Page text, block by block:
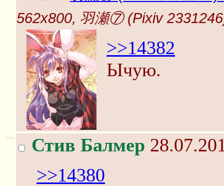
562x800, 羽瀬⑦ (Pixiv
>>14382
Ычую.
>> Стив Балмер
>>14380